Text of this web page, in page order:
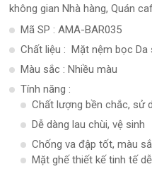
không gian Nhà hàng, Quán
Mã SP : AMA-BAR035
Chất liệu : Mặt nệm bọc
Màu sắc : Nhiều màu
Tính năng :
Chất lượng bền chắc, sử
Dễ dàng lau chùi, vệ sinh
Chống va đập tốt, màu
Mặt ghế thiết kế tinh tế